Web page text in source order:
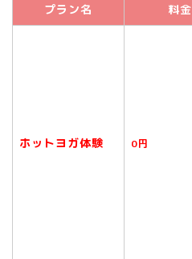
プラン名 料金
ホットヨガ体験 0円